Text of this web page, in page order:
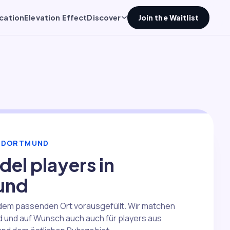
Elevation EffectDiscover Join the Waitlist
players in
passenden Ort vorausgefüllt. Wir matchen
und auf Wunsch auch auch für players aus